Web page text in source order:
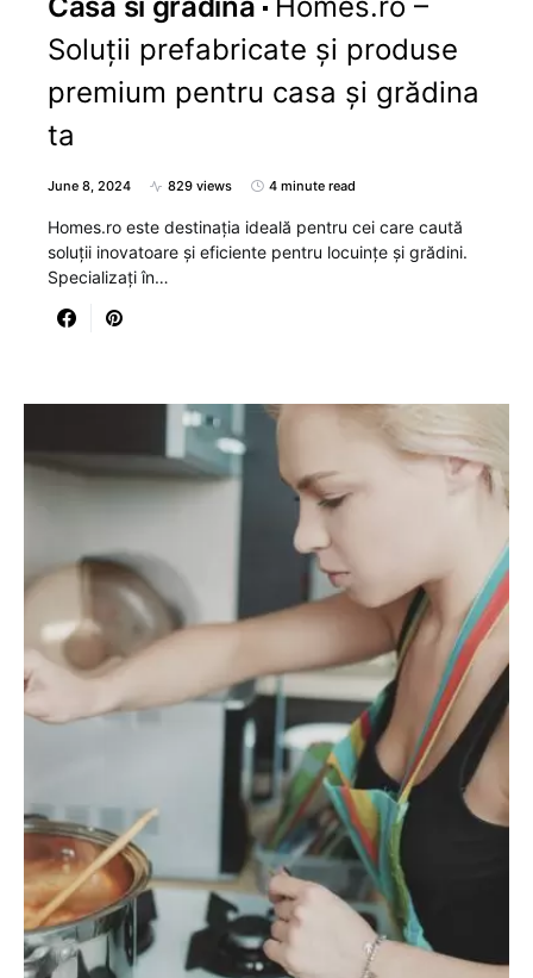
Soluții prefabricate și produse
premium pentru casa și grădina
ta
June 8, 2024 829 views 4 minute read
Homes.ro este destinația ideală pentru cei care caută
soluții inovatoare și eficiente pentru locuințe și grădini.
Specializați în…